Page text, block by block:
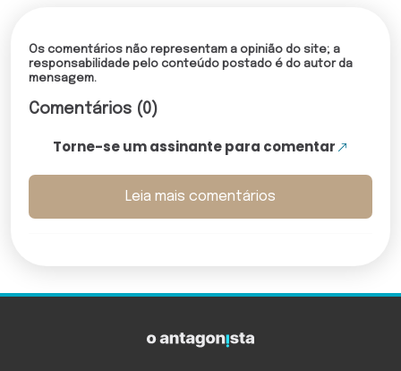
Os comentários não representam a opinião do site; a
responsabilidade pelo conteúdo postado é do autor da
mensagem.
Comentários (0)
Torne-se um assinante para comentar
Leia mais comentários